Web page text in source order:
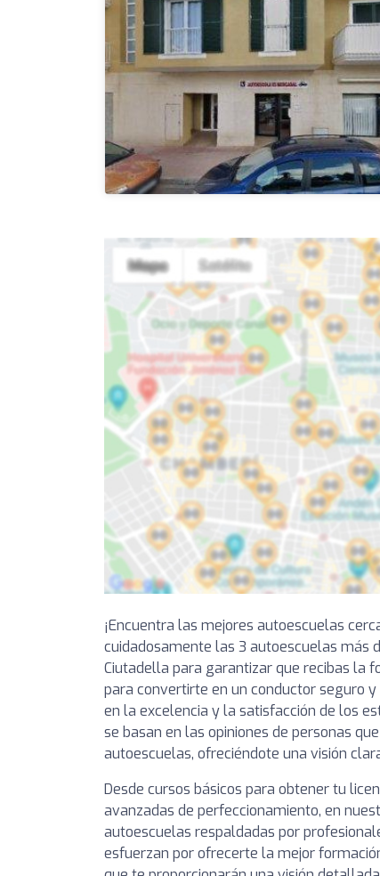
¡Encuentra las mejores autoescuelas
cuidadosamente las 3 autoescuelas más
Ciutadella para garantizar que recibas la
para convertirte en un conductor seguro y
en la excelencia y la satisfacción de los
se basan en las opiniones de personas
autoescuelas, ofreciéndote una visión
Desde cursos básicos para obtener tu
avanzadas de perfeccionamiento, en
autoescuelas respaldadas por
esfuerzan por ofrecerte la mejor